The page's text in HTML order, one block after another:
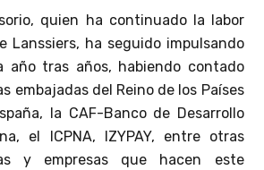
quien ha continuado la labor
Lanssiers, ha seguido impulsando
año tras años, habiendo contado
embajadas del Reino de los Países
la CAF-Banco de Desarrollo
el ICPNA, IZYPAY, entre otras
y empresas que hacen este